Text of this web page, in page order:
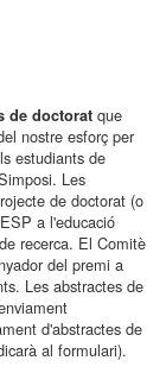
de doctorat que
nostre esforç per
estudiants de
Les
de doctorat (o
a l'educació
recerca. El Comitè
del premi a
Les abstractes de
d'abstractes de
al formulari).